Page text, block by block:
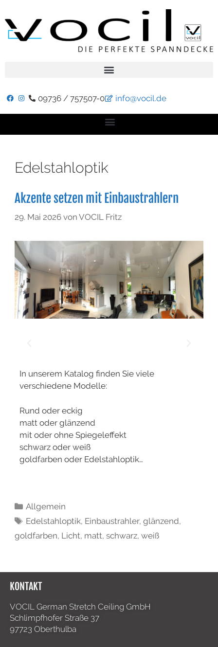
09736 / 757507-0 info@vocil.de
Edelstahloptik
Akzente setzen mit Einbaustrahlern
29. Mai 2026 von VOCIL Fritz
In unserem Katalog finden Sie viele
verschiedene Modelle:
Rund oder eckig
matt oder glänzend
mit oder ohne Spiegeleffekt
schwarz oder weiß
goldfarben oder Edelstahloptik…
Allgemein
Edelstahloptik, Einbaustrahler,glänzend,
goldfarben, Licht, matt, schwarz, weiß
KONTAKT
VOCIL German Stretch Ceiling GmbH
Schlimpfhofer Straße 37
97723 Oberthulba